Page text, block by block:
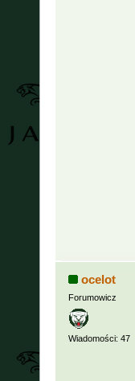
ocelot
Forumowicz
Wiadomości: 47